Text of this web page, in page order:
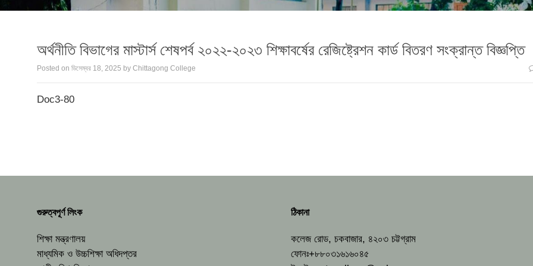
অর্থনীতি বিভাগের মাস্টার্স শেষপর্ব ২০২২-২০২৩ শিক্ষাবর্ষের রেজিষ্ট্রেশন কার্ড বিতরণ সংক্রান্ত বিজ্ঞপ্তি
Posted on ডিসেম্বর 18, 2025 by Chittagong College
Doc3-80
গুরুত্বপূর্ণ লিংক
শিক্ষা মন্ত্রণালয়
মাধ্যমিক ও উচ্চশিক্ষা অধিদপ্তর
ঠিকানা
কলেজ রোড, চকবাজার, ৪২০৩ চট্টগ্রাম
ফোনঃ+৮৮০৩১৬১৬০৪৫